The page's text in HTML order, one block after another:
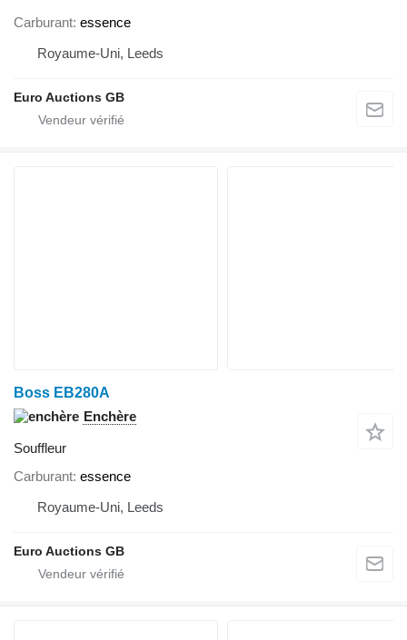
Carburant essence
Royaume-Uni, Leeds
Euro Auctions GB
Boss EB280A
Enchère
Souffleur
Carburant essence
Royaume-Uni, Leeds
Euro Auctions GB